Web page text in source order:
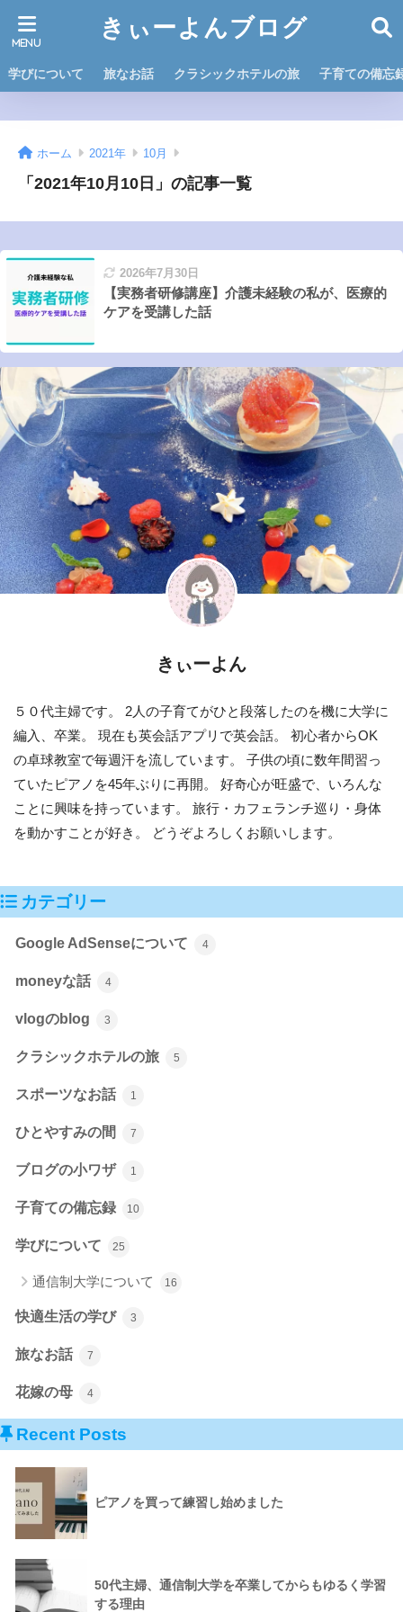
きぃーよんブログ
学びについて 旅なお話 クラシックホテルの旅 子育ての備忘
ホーム 2021年 10月
「2021年10月10日」の記事一覧
2026年7月30日
【実務者研修講座】介護未経験の私が、医療的
ケアを受講した話
きぃーよん
５０代主婦です。 2人の子育てがひと段落したのを機に大学に
編入、卒業。 現在も英会話アプリで英会話。 初心者からOK
の卓球教室で毎週汗を流しています。 子供の頃に数年間習っ
ていたピアノを45年ぶりに再開。 好奇心が旺盛で、いろんな
ことに興味を持っています。 旅行・カフェランチ巡り・身体
を動かすことが好き。 どうぞよろしくお願いします。
カテゴリー
Google AdSenseについて 4
moneyな話 4
vlogのblog 3
クラシックホテルの旅 5
スポーツなお話 1
ひとやすみの間 7
ブログの小ワザ 1
子育ての備忘録 10
学びについて 25
通信制大学について 16
快適生活の学び 3
旅なお話 7
花嫁の母 4
Recent Posts
ピアノを買って練習し始めました
50代主婦、通信制大学を卒業してからもゆるく学習
する理由